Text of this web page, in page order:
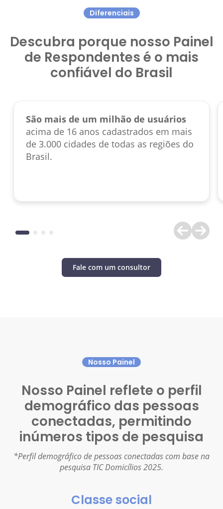
Diferenciais
Descubra porque nosso Painel
de Respondentes é o mais
confiável do Brasil
São mais de um milhão de usuários
acima de 16 anos cadastrados em mais
de 3.000 cidades de todas as regiões do
Brasil.
Fale com um consultor
Nosso Painel
Nosso Painel reflete o perfil
demográfico das pessoas
conectadas, permitindo
inúmeros tipos de pesquisa
*Perfil demográfico de pessoas conectadas com base na
pesquisa TIC Domicílios 2025.
Classe social